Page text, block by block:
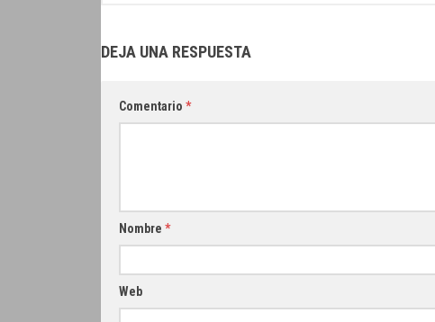
DEJA UNA RESPUESTA
Comentario *
Nombre *
Web